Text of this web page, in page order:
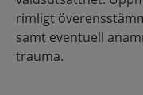
rimligt
samt eventuell
trauma.